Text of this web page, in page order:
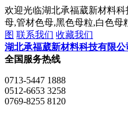
欢迎光临湖北承福葳新材料
母,管材色母,黑色母粒,白色母
图 联系我们 收藏我们
湖北承福葳新材料科技有限公
全国服务热线
0713-5447 1888
0512-6653 3258
0769-8255 8120